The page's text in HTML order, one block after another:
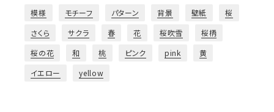
模様 モチーフ パターン 背景 壁紙
桜
さくら
サクラ 春 花 桜吹雪
桜柄
桜の花
和 桃 ピンク pink
黄
イエロー
yellow